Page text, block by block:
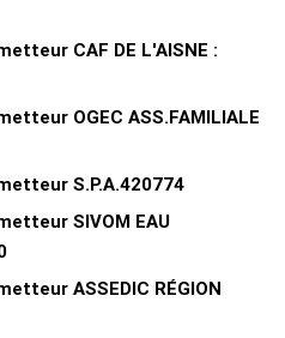
CAF DE L'AISNE :
OGEC ASS.FAMILIALE
S.P.A.420774
SIVOM EAU
ASSEDIC RÉGION